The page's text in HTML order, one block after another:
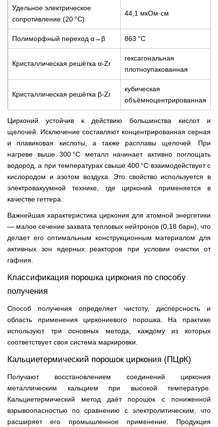
Удельное электрическое
сопротивление (20 °C)
44,1 мкОм·см
Полиморфный переход α→β 863 °C
Кристаллическая решётка α-Zr
гексагональная
плотноупакованная
Кристаллическая решётка β-Zr
кубическая
объёмноцентрированная
Цирконий устойчив к действию большинства кислот и
щелочей. Исключение составляют концентрированная серная
и плавиковая кислоты, а также расплавы щелочей. При
нагреве выше 300 °C металл начинает активно поглощать
водород, а при температурах свыше 400 °C взаимодействует с
кислородом и азотом воздуха. Это свойство используется в
электровакуумной технике, где цирконий применяется в
качестве геттера.
Важнейшая характеристика циркония для атомной энергетики
— малое сечение захвата тепловых нейтронов (0,18 барн), что
делает его оптимальным конструкционным материалом для
активных зон ядерных реакторов при условии очистки от
гафния.
Классификация порошка циркония по способу
получения
Способ получения определяет чистоту, дисперсность и
область применения циркониевого порошка. На практике
используют три основных метода, каждому из которых
соответствует своя система маркировки.
Кальциетермический порошок циркония (ПЦрК)
Получают восстановлением соединений циркония
металлическим кальцием при высокой температуре.
Кальциетермический метод даёт порошок с пониженной
взрывоопасностью по сравнению с электролитическим, что
расширяет его промышленное применение. Продукция